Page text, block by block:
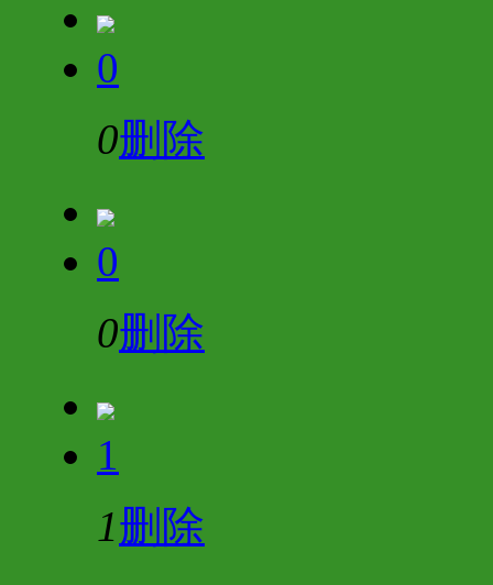
0
0删除
0
0删除
1
1删除